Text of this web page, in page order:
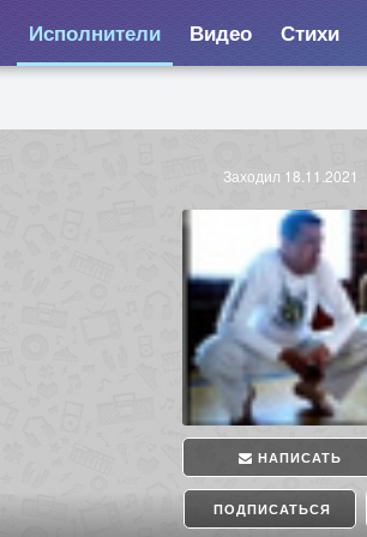
Исполнители Видео Стихи
Заходил 18.11.2021
НАПИСАТЬ
ПОДПИСАТЬСЯ